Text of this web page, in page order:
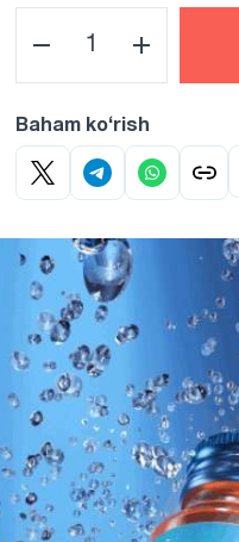
Baham ko‘rish